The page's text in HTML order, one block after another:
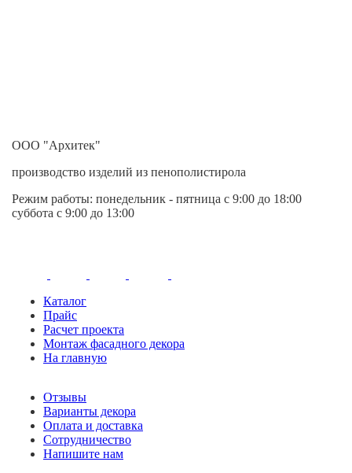
ООО "Архитек"
производство изделий из пенополистирола
Режим работы: понедельник - пятница с 9:00 до 18:00
суббота с 9:00 до 13:00
Каталог
Прайс
Расчет проекта
Монтаж фасадного декора
На главную
Отзывы
Варианты декора
Оплата и доставка
Сотрудничество
Напишите нам